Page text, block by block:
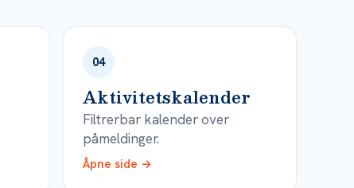
04
Aktivitetskalender
Filtrerbar kalender over
påmeldinger.
Åpne side →